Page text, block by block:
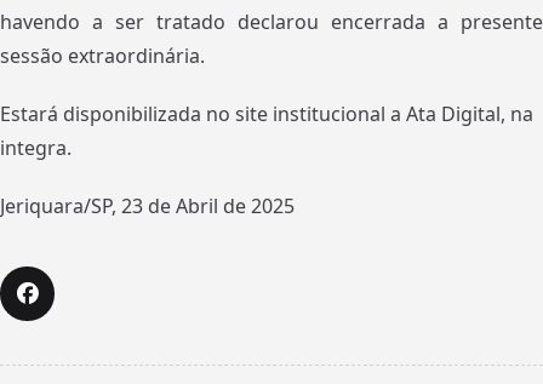
havendo a ser tratado declarou encerrada a presente
sessão extraordinária.
Estará disponibilizada no site institucional a Ata Digital, na
integra.
Jeriquara/SP, 23 de Abril de 2025